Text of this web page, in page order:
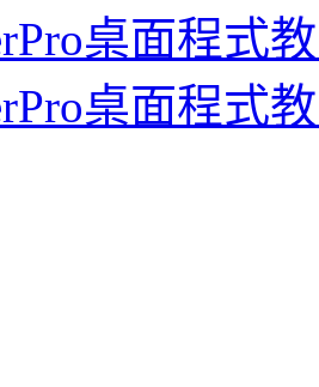
桌面程式
桌面程式